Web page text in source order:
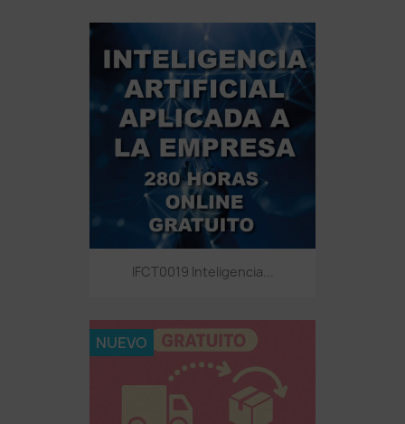
IFCT0019 Inteligencia...
NUEVO